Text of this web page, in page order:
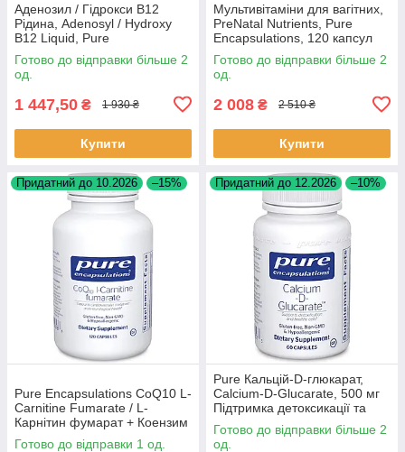
Аденозил / Гідрокси B12
Рідина, Adenosyl / Hydroxy
B12 Liquid, Pure
Encapsulations, 1 мл Оз (30
мл) BX110
Готово до відправки більше 2
од.
1 447,50 ₴ 1 930 ₴
Купити
Мультивітаміни для вагітних,
PreNatal Nutrients, Pure
Encapsulations, 120 капсул
BX767
Готово до відправки більше 2
од.
2 008 ₴ 2 510 ₴
Купити
Придатний до 10.2026 –15%
Pure Encapsulations CoQ10 L-
Carnitine Fumarate / L-
Карнітин фумарат + Коензим
Q10 120 капсул BX190
Готово до відправки 1 од.
Придатний до 12.2026 –10%
Pure Кальцій-D-глюкарат,
Calcium-D-Glucarate, 500 мг
Підтримка детоксикації та
здоров’я печінки 60 капс
BX131
Готово до відправки більше 2
од.